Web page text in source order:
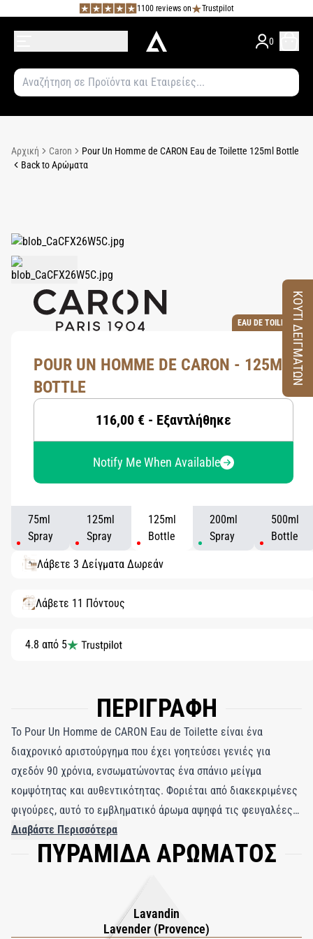
1100 reviews on Trustpilot
0
Αρχική Caron
Pour Un Homme de CARON Eau de Toilette 125ml Bottle
Back to Αρώματα
EAU DE TOILETTE
POUR UN HOMME DE CARON - 125ML
BOTTLE
116,00 € - Εξαντλήθηκε
Notify Me When Available
75ml
Spray
125ml
Spray
125ml
Bottle
200ml
Spray
500ml
Bottle
Λάβετε 3 Δείγματα Δωρεάν
Λάβετε 11 Πόντους
4.8 από 5
ΠΕΡΙΓΡΑΦΗ
Το Pour Un Homme de CARON Eau de Toilette είναι ένα
διαχρονικό αριστούργημα που έχει γοητεύσει γενιές για
σχεδόν 90 χρόνια, ενσωματώνοντας ένα σπάνιο μείγμα
κομψότητας και αυθεντικότητας. Φοριέται από διακεκριμένες
φιγούρες, αυτό το εμβληματικό άρωμα αψηφά τις φευγαλέες
τάσεις με έναν επαναστατικό πυρήνα: μια αρμονική
συγχώνευση γαλλικής λεβάντας, που συμβολίζει την αρρενωπή
Ernest Daltroff, αυτός ο τολμηρός συνδυασμός σχηματίζει μια
οσφρητική συμφωνία που συνεχίζει να εμπνέει. Το δίδυμο
Διαβάστε Περισσότερα
ΠΥΡΑΜΙΔΑ ΑΡΩΜΑΤΟΣ
Lavandin
Lavender (Provence)
ΚΟΥΤΙ ΔΕΙΓΜΑΤΩΝ